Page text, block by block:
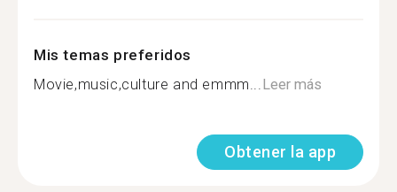
Mis temas preferidos
Movie,music,culture and emmm...Leer más
Obtener la app